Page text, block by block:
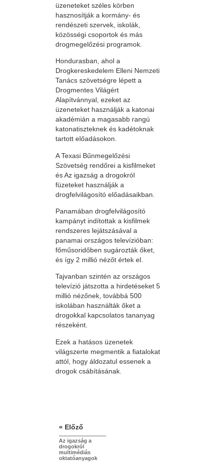
üzeneteket széles körben
hasznosítják a kormány- és
rendészeti szervek, iskolák,
közösségi csoportok és más
drogmegelőzési programok.
Hondurasban, ahol a
Drogkereskedelem Elleni Nemzeti
Tanács szövetségre lépett a
Drogmentes Világért
Alapítvánnyal, ezeket az
üzeneteket használják a katonai
akadémián a magasabb rangú
katonatiszteknek és kadétoknak
tartott előadásokon.
A Texasi Bűnmegelőzési
Szövetség rendőrei a kisfilmeket
és Az igazság a drogokról
füzeteket használják a
drogfelvilágosító előadásaikban.
Panamában drogfelvilágosító
kampányt indítottak a kisfilmek
rendszeres lejátszásával a
panamai országos televízióban:
főműsoridőben sugározták őket,
és így 2 millió nézőt értek el.
Tajvanban szintén az országos
televízió játszotta a hirdetéseket 5
millió nézőnek, továbbá 500
iskolában használták őket a
drogokkal kapcsolatos tananyag
részeként.
Ezek a hatásos üzenetek
világszerte megmentik a fiatalokat
attól, hogy áldozatul essenek a
drogok csábításának.
« Előző
Az igazság a
drogokról
multimédiás
oktatóanyagok